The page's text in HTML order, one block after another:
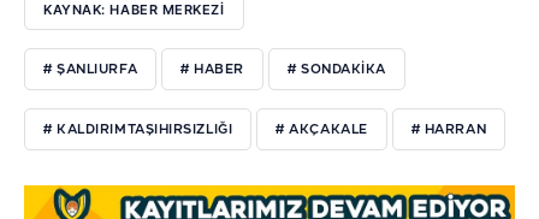
KAYNAK: HABER MERKEZI
# ŞANLIURFA # HABER # SONDAKIKA
# KALDIRIMTAŞIHIRSIZLIĞI # AKÇAKALE # HARRAN